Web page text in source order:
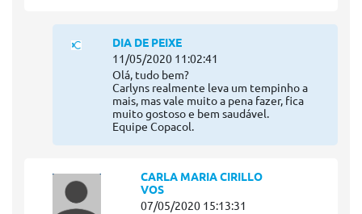
DIA DE PEIXE
11/05/2020 11:02:41
Olá, tudo bem?
Carlyns realmente leva um tempinho a
mais, mas vale muito a pena fazer, fica
muito gostoso e bem saudável.
Equipe Copacol.
CARLA MARIA CIRILLO
VOS
07/05/2020 15:13:31